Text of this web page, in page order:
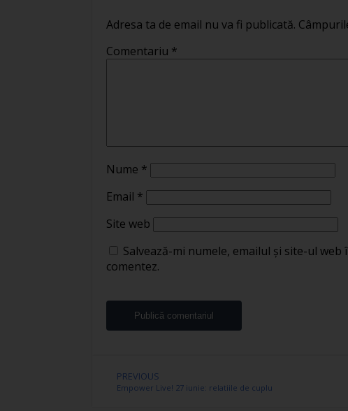
Adresa ta de email nu va fi publicată.
Comentariu *
Nume *
Email *
Site web
Salvează-mi numele, emailul și site-ul
comentez.
PREVIOUS
Empower Live! 27 iunie: relatiile de cuplu